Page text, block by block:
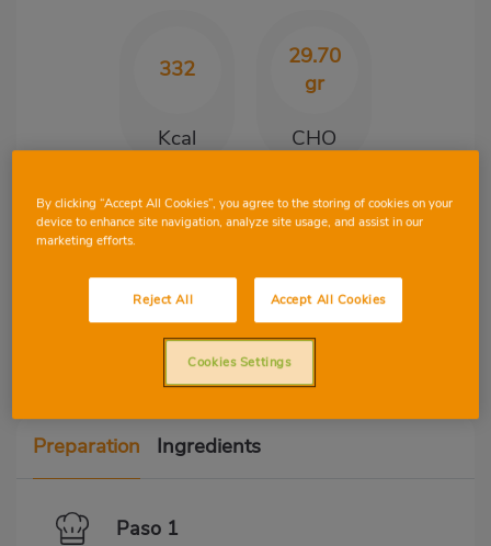
332
Kcal
29.70
gr
CHO
4.50
Protein
20.90
Fat
Preparation Ingredients
Paso 1
By clicking “Accept All Cookies”, you agree to the storing of cookies on your
device to enhance site navigation, analyze site usage, and assist in our
marketing efforts.
Reject All Accept All Cookies
Cookies Settings